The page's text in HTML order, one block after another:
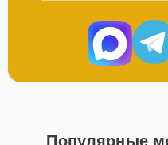
Популярные